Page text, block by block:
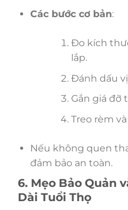
Các bước cơ bản:
Đo kích
lắp.
Đánh dấu
Gắn giá đỡ
Treo rèm
Nếu không quen
đảm bảo an toàn.
6. Mẹo Bảo Quản
Dài Tuổi Thọ